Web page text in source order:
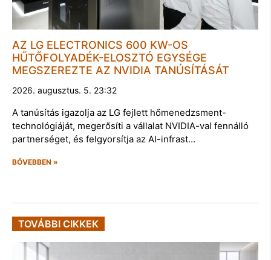
AZ LG ELECTRONICS 600 KW-OS
HŰTŐFOLYADÉK-ELOSZTÓ EGYSÉGE
MEGSZEREZTE AZ NVIDIA TANÚSÍTÁSÁT
2026. augusztus. 5. 23:32
A tanúsítás igazolja az LG fejlett hőmenedzsment-
technológiáját, megerősíti a vállalat NVIDIA-val fennálló
partnerséget, és felgyorsítja az AI-infrast…
BŐVEBBEN »
TOVÁBBI CIKKEK